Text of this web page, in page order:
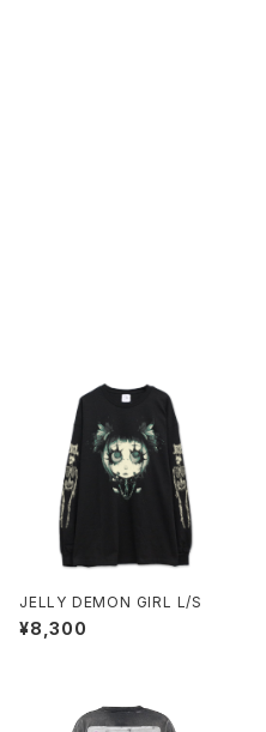
JELLY DEMON GIRL L/S
¥8,300